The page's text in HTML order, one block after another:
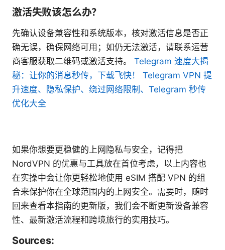
激活失败该怎么办？
先确认设备兼容性和系统版本，核对激活信息是否正
确无误，确保网络可用；如仍无法激活，请联系运营
商客服获取二维码或激活支持。 Telegram 速度大揭
秘：让你的消息秒传，下载飞快！ Telegram VPN 提
升速度、隐私保护、绕过网络限制、Telegram 秒传
优化大全
如果你想要更稳健的上网隐私与安全，记得把
NordVPN 的优惠与工具放在首位考虑，以上内容也
在实操中会让你更轻松地使用 eSIM 搭配 VPN 的组
合来保护你在全球范围内的上网安全。需要时，随时
回来查看本指南的更新版，我们会不断更新设备兼容
性、最新激活流程和跨境旅行的实用技巧。
Sources: